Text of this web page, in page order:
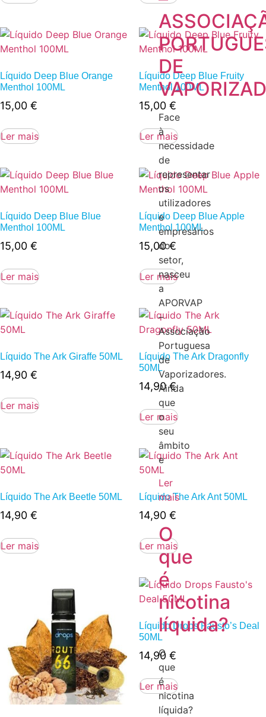
DE
Face
à
necessidade
de
representar
os
utilizadores
e
empresários
do
setor,
nasceu
a
APORVAP
–
Associação
Portuguesa
de
Vaporizadores.
Ainda
que
o
seu
âmbito
e
Ler
mais
O
que
é
nicotina
líquida?
O
que
é
nicotina
líquida?
Líquido Deep Blue Orange
Menthol 100ML
15,00 €
Ler mais
Líquido Deep Blue Fruity
Menthol 100ML
15,00 €
Ler mais
Líquido Deep Blue Blue
Menthol 100ML
15,00 €
Ler mais
Líquido Deep Blue Apple
Menthol 100ML
15,00€
Ler mais
Líquido The Ark Giraffe 50ML
14,90 €
Ler mais
Líquido The Ark Dragonfly
50ML
14,90€
Ler mais
Líquido The Ark Beetle 50ML
14,90 €
Ler mais
Líquido The Ark Ant 50ML
14,90 €
Ler mais
Líquido Drops Fausto’s Deal
50ML
14,90 €
Ler mais